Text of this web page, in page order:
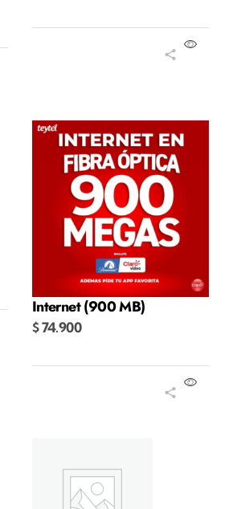
Internet (900 MB)
$74.900